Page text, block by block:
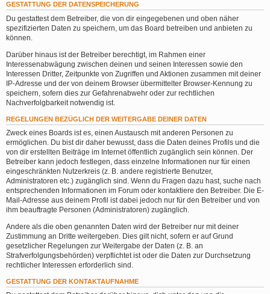
GESTATTUNG DER DATENSPEICHERUNG
Du gestattest dem Betreiber, die von dir eingegebenen und oben näher
spezifizierten Daten zu speichern, um das Board betreiben und anbieten zu
können.
Darüber hinaus ist der Betreiber berechtigt, im Rahmen einer
Interessenabwägung zwischen deinen und seinen Interessen sowie den
Interessen Dritter, Zeitpunkte von Zugriffen und Aktionen zusammen mit deiner
IP-Adresse und der von deinem Browser übermittelter Browser-Kennung zu
speichern, sofern dies zur Gefahrenabwehr oder zur rechtlichen
Nachverfolgbarkeit notwendig ist.
REGELUNGEN BEZÜGLICH DER WEITERGABE DEINER DATEN
Zweck eines Boards ist es, einen Austausch mit anderen Personen zu
ermöglichen. Du bist dir daher bewusst, dass die Daten deines Profils und die
von dir erstellten Beiträge im Internet öffentlich zugänglich sein können. Der
Betreiber kann jedoch festlegen, dass einzelne Informationen nur für einen
eingeschränkten Nutzerkreis (z. B. andere registrierte Benutzer,
Administratoren etc.) zugänglich sind. Wenn du Fragen dazu hast, suche nach
entsprechenden Informationen im Forum oder kontaktiere den Betreiber. Die E-
Mail-Adresse aus deinem Profil ist dabei jedoch nur für den Betreiber und von
ihm beauftragte Personen (Administratoren) zugänglich.
Andere als die oben genannten Daten wird der Betreiber nur mit deiner
Zustimmung an Dritte weitergeben. Dies gilt nicht, sofern er auf Grund
gesetzlicher Regelungen zur Weitergabe der Daten (z. B. an
Strafverfolgungsbehörden) verpflichtet ist oder die Daten zur Durchsetzung
rechtlicher Interessen erforderlich sind.
GESTATTUNG DER KONTAKTAUFNAHME